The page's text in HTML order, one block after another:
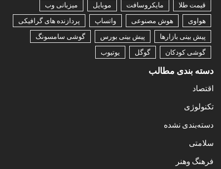
قیمت طلا
مایکروسافت موبایل
میزبانی وب
هواوی
هوش مصنوعی واتساپ
پردازنده های گرافیکی
پیش بینی بازارها
پیش بینی بورس
گوشی سامسونگ
گوشی کودکان
گوگل یوتیوب
دسته بندی مطالب
اقتصاد
تکنولوژی
دسته‌بندی نشده
سلامتی
فرهنگ وهنر